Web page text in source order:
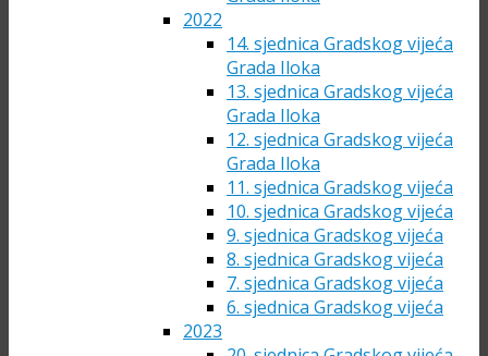
2022
14. sjednica Gradskog vijeća
Grada Iloka
13. sjednica Gradskog vijeća
Grada Iloka
12. sjednica Gradskog vijeća
Grada Iloka
11. sjednica Gradskog vijeća
10. sjednica Gradskog vijeća
9. sjednica Gradskog vijeća
8. sjednica Gradskog vijeća
7. sjednica Gradskog vijeća
6. sjednica Gradskog vijeća
2023